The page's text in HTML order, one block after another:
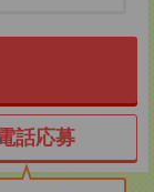
話応募